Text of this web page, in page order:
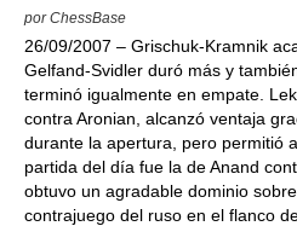
por ChessBase
26/09/2007 – Grischuk-Kramnik
Gelfand-Svidler duró más y
terminó igualmente en empate.
contra Aronian, alcanzó ventaja
durante la apertura, pero permitió
partida del día fue la de Anand
obtuvo un agradable dominio
contrajuego del ruso en el flanco